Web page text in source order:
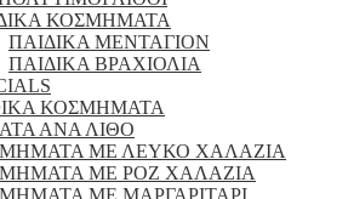
ΚΟΣΜΗΜΑΤΑ
ΠΑΙΔΙΚΑ ΜΕΝΤΑΓΙΟΝ
ΠΑΙΔΙΚΑ ΒΡΑΧΙΟΛΙΑ
ΚΟΣΜΗΜΑΤΑ
ΑΝΑ ΛΙΘΟ
ΜΕ ΛΕΥΚΟ ΧΑΛΑΖΙΑ
ΜΕ ΡΟΖ ΧΑΛΑΖΙΑ
ΜΕ ΜΑΡΓΑΡΙΤΑΡΙ